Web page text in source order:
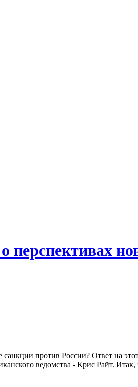
против России? Ответ на
ведомства - Крис Райт.